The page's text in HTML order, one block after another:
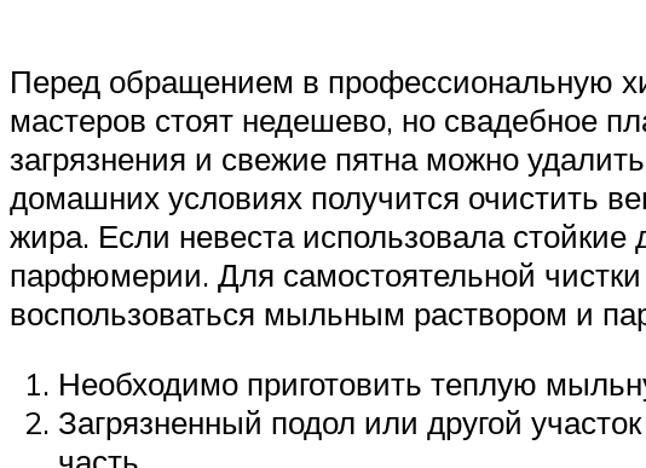
Перед обращением в профессиональную
мастеров стоят недешево, но свадебное
загрязнения и свежие пятна можно
домашних условиях получится очистить
жира. Если невеста использовала
парфюмерии. Для самостоятельной
воспользоваться мыльным раствором и
Необходимо приготовить теплую
Загрязненный подол или другой
часть.